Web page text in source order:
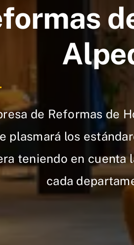
de Reformas de
plasmará los
teniendo en cuenta
cada